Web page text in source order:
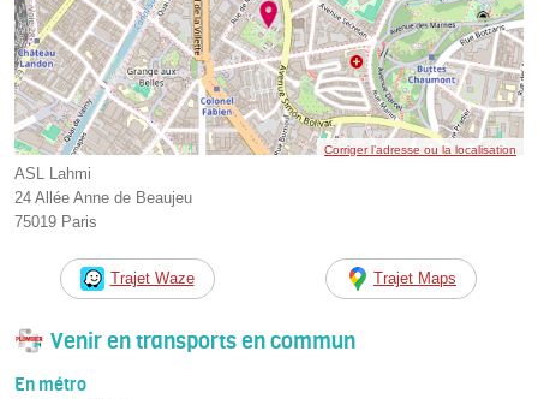
Corriger l’adresse ou la localisation
ASL Lahmi
24 Allée Anne de Beaujeu
75019 Paris
Trajet Waze Trajet Maps
Venir en transports en commun
En métro